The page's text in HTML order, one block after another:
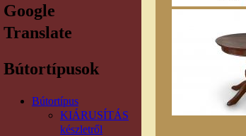
Google
Translate
Bútortípusok
Bútortípus
KIÁRUSÍTÁS
készletről